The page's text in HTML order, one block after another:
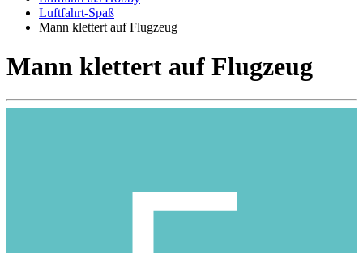
Luftfahrt-Spaß
Mann klettert auf Flugzeug
Mann klettert auf Flugzeug